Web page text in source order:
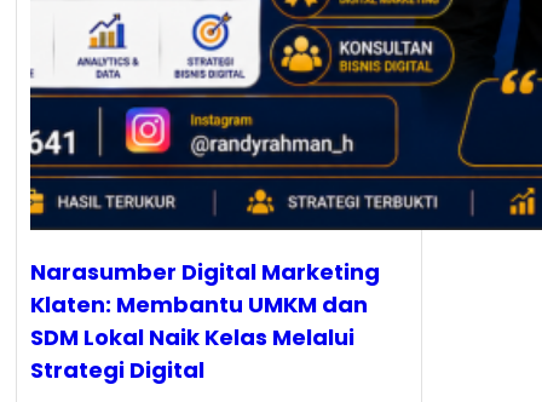
Narasumber Digital Marketing
Klaten: Membantu UMKM dan
SDM Lokal Naik Kelas Melalui
Strategi Digital